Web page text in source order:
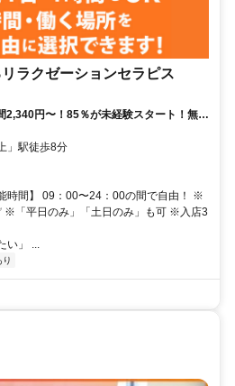
ラクゼーションセラピス
2,340円〜！85％が未経験スタート！無料
好きな時間に収入を得られます⏰【東京
池上」駅徒歩8分
時間】 09：00〜24：00の間で自由！ ※
※「平日のみ」「土日のみ」も可 ※入店3
い」 ...
り